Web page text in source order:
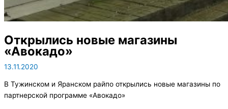
Открылись новые магазины
«Авокадо»
13.11.2020
В Тужинском и Яранском райпо открылись новые магазины по
партнерской программе «Авокадо»